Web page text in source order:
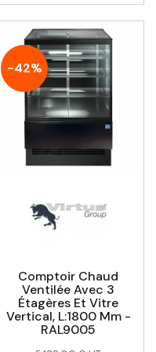
-42%
Comptoir Chaud
Ventilée Avec 3
Étagères Et Vitre
Vertical, L:1800 Mm -
RAL9005